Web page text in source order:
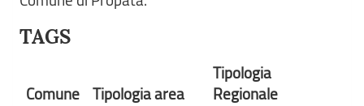
TAGS
Comune Tipologia area
Tipologia
Regionale